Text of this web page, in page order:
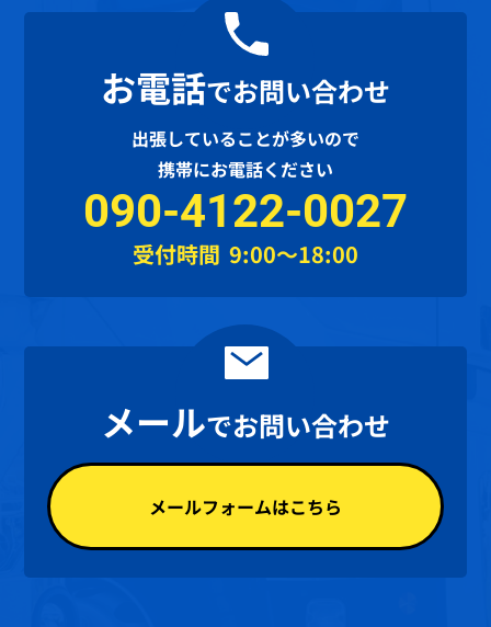
お電話でお問い合わせ
出張していることが多いので
携帯にお電話ください
090-4122-0027
受付時間 9:00～18:00
メールでお問い合わせ
メールフォームはこちら